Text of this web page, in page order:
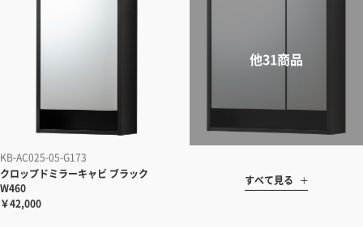
KB-AC025-05-G173
クロップドミラーキャビ ブラック
W460
￥42,000
すべて見る